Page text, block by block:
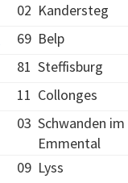
02 Kandersteg
69 Belp
81 Steffisburg
11 Collonges
03 Schwanden im
Emmental
09 Lyss